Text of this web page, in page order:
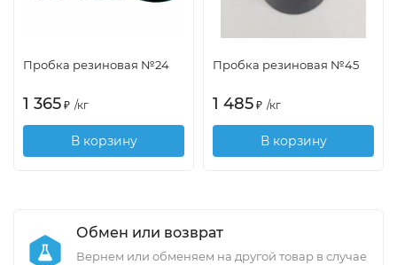
Пробка резиновая №24
1 365 ₽ /кг
В корзину
Пробка резиновая №45
1 485 ₽ /кг
В корзину
Обмен или возврат
Вернем или обменяем на другой товар в случае